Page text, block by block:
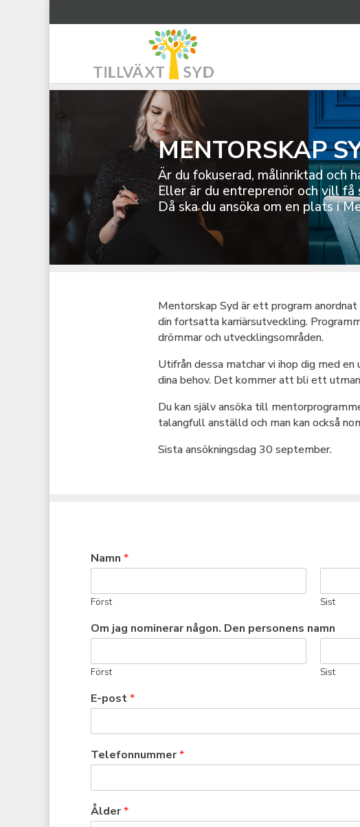
MENTORSKAP
Är du fokuserad, målinriktad och
Eller är du entreprenör och vill
Då ska du ansöka om en plats i
Mentorskap Syd är ett program
din fortsatta karriärsutveckling.
drömmar och utvecklingsområden.
Utifrån dessa matchar vi ihop dig med
dina behov. Det kommer att bli ett
Du kan själv ansöka till
talangfull anställd och man kan också
Sista ansökningsdag 30 september.
Namn *
Först Sist
Om jag nominerar någon. Den personens namn
Först Sist
E-post*
Telefonnummer*
Ålder*